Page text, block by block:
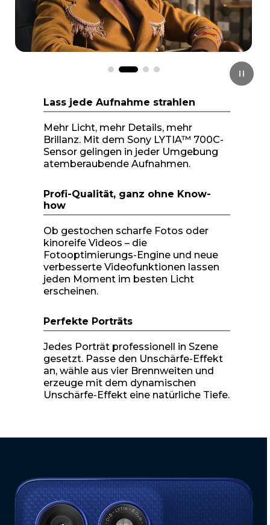
Lass jede Aufnahme strahlen
Mehr Licht, mehr Details, mehr
Brillanz. Mit dem Sony LYTIA™ 700C-
Sensor gelingen in jeder Umgebung
atemberaubende Aufnahmen.
Profi-Qualität, ganz ohne Know-
how
Ob gestochen scharfe Fotos oder
kinoreife Videos – die
Fotooptimierungs-Engine und neue
verbesserte Videofunktionen lassen
jeden Moment im besten Licht
erscheinen.
Perfekte Porträts
Jedes Porträt professionell in Szene
gesetzt. Passe den Unschärfe-Effekt
an, wähle aus vier Brennweiten und
erzeuge mit dem dynamischen
Unschärfe-Effekt eine natürliche Tiefe.